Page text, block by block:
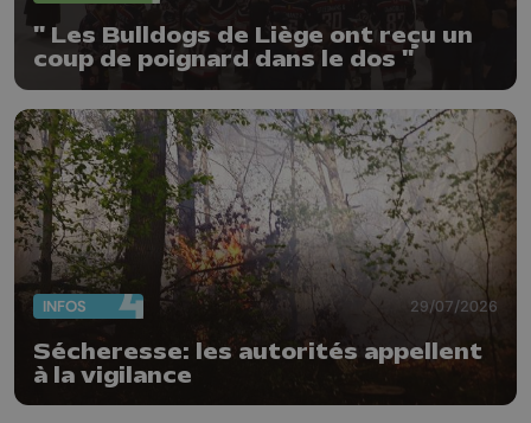
" Les Bulldogs de Liège ont reçu un
coup de poignard dans le dos "
INFOS 29/07/2026
Sécheresse: les autorités appellent
à la vigilance